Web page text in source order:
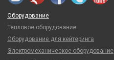
Оборудование
Тепловое оборудование
Оборудование для кейтеринга
Электромеханическое оборудование